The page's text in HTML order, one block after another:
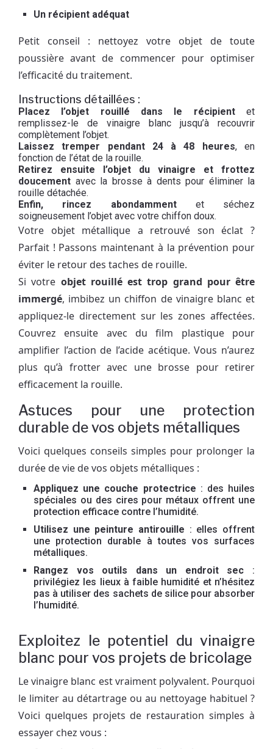
Un récipient adéquat
Petit conseil : nettoyez votre objet de toute
poussière avant de commencer pour optimiser
l’efficacité du traitement.
Instructions détaillées :
Placez l’objet rouillé dans le récipientet
remplissez-le de vinaigre blanc jusqu’à recouvrir
complètement l’objet.
Laissez tremper pendant 24 à 48 heures, en
fonction de l’état de la rouille.
Retirez ensuite l’objet du vinaigre et frottez
doucement avec la brosse à dents pour éliminer la
rouille détachée.
Enfin, rincez abondammentet séchez
soigneusement l’objet avec votre chiffon doux.
Votre objet métallique a retrouvé son éclat ?
Parfait ! Passons maintenant à la prévention pour
éviter le retour des taches de rouille.
Si votre objet rouillé est trop grand pour être
immergé, imbibez un chiffon de vinaigre blanc et
appliquez-le directement sur les zones affectées.
Couvrez ensuite avec du film plastique pour
amplifier l’action de l’acide acétique. Vous n’aurez
plus qu’à frotter avec une brosse pour retirer
efficacement la rouille.
Astuces pour une protection
durable de vos objets métalliques
Voici quelques conseils simples pour prolonger la
durée de vie de vos objets métalliques :
Appliquez une couche protectrice : des huiles
spéciales ou des cires pour métaux offrent une
protection efficace contre l’humidité.
Utilisez une peinture antirouille : elles offrent
une protection durable à toutes vos surfaces
métalliques.
Rangez vos outils dans un endroit sec :
privilégiez les lieux à faible humidité et n’hésitez
pas à utiliser des sachets de silice pour absorber
l’humidité.
Exploitez le potentiel du vinaigre
blanc pour vos projets de bricolage
Le vinaigre blanc est vraiment polyvalent. Pourquoi
le limiter au détartrage ou au nettoyage habituel ?
Voici quelques projets de restauration simples à
essayer chez vous :